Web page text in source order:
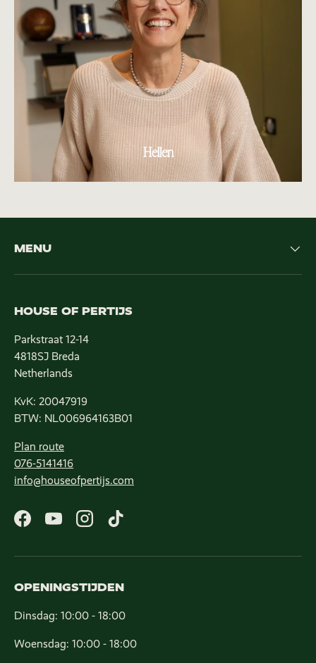
Hellen
MENU
HOUSE OF PERTIJS
Parkstraat 12-14
4818SJ Breda
Netherlands
KvK: 20047919
BTW: NL006964163B01
Plan route
076-5141416
info@houseofpertijs.com
Facebook
YouTubeInstagram
TikTok
OPENINGSTIJDEN
Dinsdag: 10:00 - 18:00
Woensdag: 10:00 - 18:00